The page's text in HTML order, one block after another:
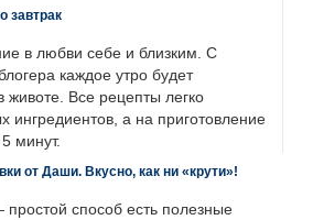
завтрак
в любви себе и близким. С
каждое утро будет
животе. Все рецепты легко
ингредиентов, а на приготовление
минут.
от Даши. Вкусно, как ни «крути»!
способ есть полезные